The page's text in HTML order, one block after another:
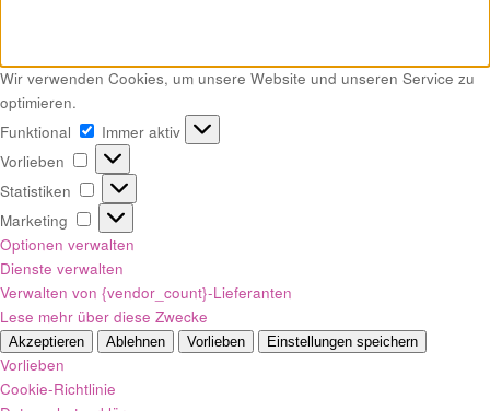
Wir verwenden Cookies, um unsere Website und unseren Service zu
optimieren.
Funktional
Funktional
Immer aktiv
Vorlieben
Vorlieben
Statistiken
Statistiken
Marketing
Marketing
Optionen verwalten
Dienste verwalten
Verwalten von {vendor_count}-Lieferanten
Lese mehr über diese Zwecke
Akzeptieren Ablehnen Vorlieben Einstellungen speichern
Vorlieben
Cookie-Richtlinie